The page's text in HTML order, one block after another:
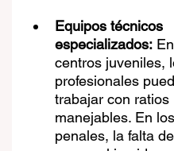
Equipos técnicos
especializados:
centros juveniles,
profesionales
trabajar con ratios
manejables. En los
penales, la falta de